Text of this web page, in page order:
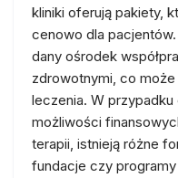
kliniki oferują pakiety,
cenowo dla
dany ośrodek
zdrowotnymi, co
leczenia. W
możliwości
terapii, istnieją różne
fundacje czy